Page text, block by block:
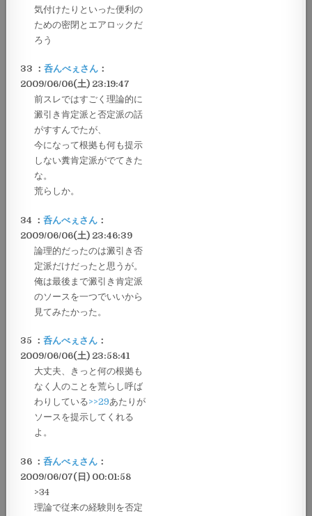
気付けたりといった便利の
ための密閉とエアロックだ
ろう
33 ：呑んべぇさん ：
2009/06/06(土) 23:19:47
前スレではすごく理論的に
澱引き肯定派と否定派の話
がすすんでたが、
今になって根拠も何も提示
しない糞肯定派がでてきた
な。
荒らしか。
34 ：呑んべぇさん ：
2009/06/06(土) 23:46:39
論理的だったのは澱引き否
定派だけだったと思うが。
俺は最後まで澱引き肯定派
のソースを一つでいいから
見てみたかった。
35 ：呑んべぇさん ：
2009/06/06(土) 23:58:41
大丈夫、きっと何の根拠も
なく人のことを荒らし呼ば
わりしている>>29あたりが
ソースを提示してくれる
よ。
36 ：呑んべぇさん ：
2009/06/07(日) 00:01:58
>34
理論で従来の経験則を否定